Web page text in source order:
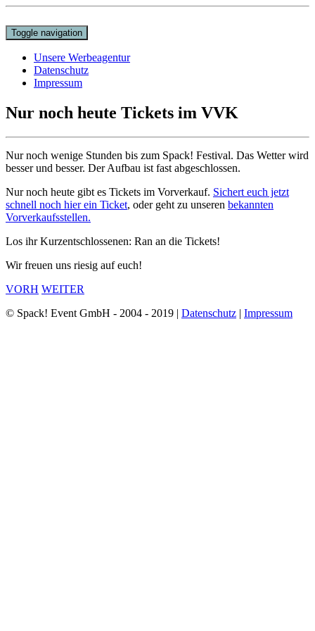
Toggle navigation
Unsere Werbeagentur
Datenschutz
Impressum
Nur noch heute Tickets im VVK
Nur noch wenige Stunden bis zum Spack! Festival. Das Wetter wird
besser und besser. Der Aufbau ist fast abgeschlossen.
Nur noch heute gibt es Tickets im Vorverkauf. Sichert euch jetzt
schnell noch hier ein Ticket, oder geht zu unseren bekannten
Vorverkaufsstellen.
Los ihr Kurzentschlossenen: Ran an die Tickets!
Wir freuen uns riesig auf euch!
VORH WEITER
© Spack! Event GmbH - 2004 - 2019 | Datenschutz | Impressum